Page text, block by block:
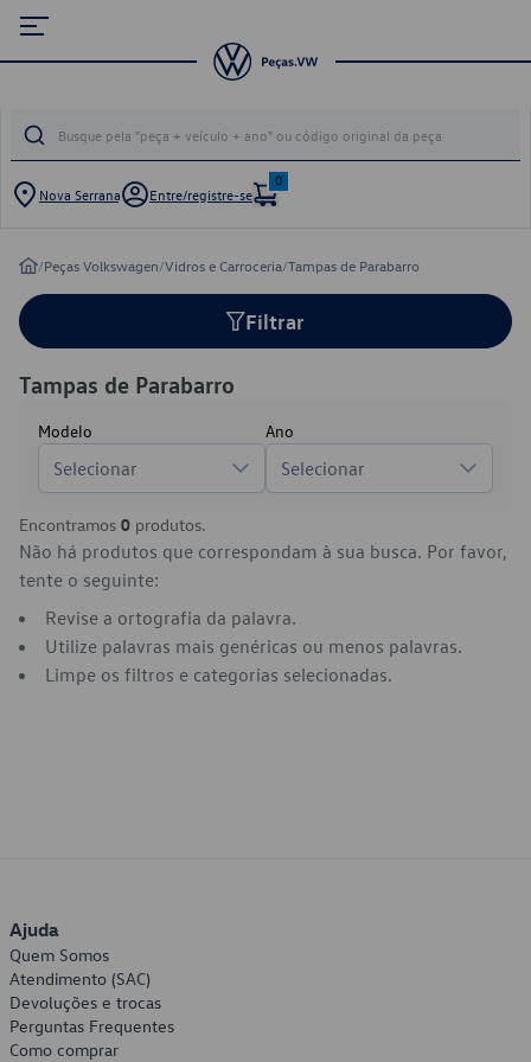
Nova Serrana Entre/registre-se
0
/Peças Volkswagen/Vidros e Carroceria/Tampas de Parabarro
Filtrar
Tampas de Parabarro
Modelo
Selecionar
Ano
Selecionar
Encontramos 0 produtos.
Não há produtos que correspondam à sua busca. Por favor,
tente o seguinte:
Revise a ortografia da palavra.
Utilize palavras mais genéricas ou menos palavras.
Limpe os filtros e categorias selecionadas.
Ajuda
Quem Somos
Atendimento (SAC)
Devoluções e trocas
Perguntas Frequentes
Como comprar